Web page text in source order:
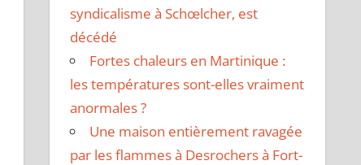
syndicalisme à Schœlcher, est
décédé
Fortes chaleurs en Martinique :
les températures sont-elles vraiment
anormales ?
Une maison entièrement ravagée
par les flammes à Desrochers à Fort-